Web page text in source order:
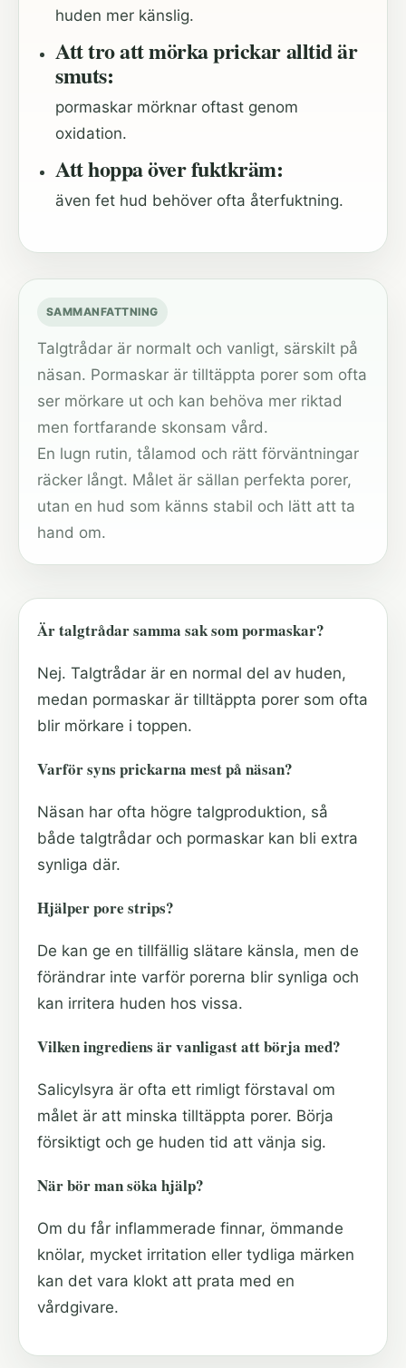
huden mer känslig.
Att tro att mörka prickar alltid är
smuts:
pormaskar mörknar oftast genom
oxidation.
Att hoppa över fuktkräm:
även fet hud behöver ofta återfuktning.
SAMMANFATTNING
Talgtrådar är normalt och vanligt, särskilt på
näsan. Pormaskar är tilltäppta porer som ofta
ser mörkare ut och kan behöva mer riktad
men fortfarande skonsam vård.
En lugn rutin, tålamod och rätt förväntningar
räcker långt. Målet är sällan perfekta porer,
utan en hud som känns stabil och lätt att ta
hand om.
Är talgtrådar samma sak som pormaskar?
Nej. Talgtrådar är en normal del av huden,
medan pormaskar är tilltäppta porer som ofta
blir mörkare i toppen.
Varför syns prickarna mest på näsan?
Näsan har ofta högre talgproduktion, så
både talgtrådar och pormaskar kan bli extra
synliga där.
Hjälper pore strips?
De kan ge en tillfällig slätare känsla, men de
förändrar inte varför porerna blir synliga och
kan irritera huden hos vissa.
Vilken ingrediens är vanligast att börja med?
Salicylsyra är ofta ett rimligt förstaval om
målet är att minska tilltäppta porer. Börja
försiktigt och ge huden tid att vänja sig.
När bör man söka hjälp?
Om du får inflammerade finnar, ömmande
knölar, mycket irritation eller tydliga märken
kan det vara klokt att prata med en
vårdgivare.